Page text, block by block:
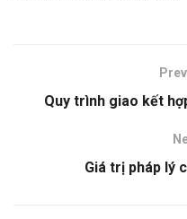
Quy trình giao kết
Giá trị pháp lý